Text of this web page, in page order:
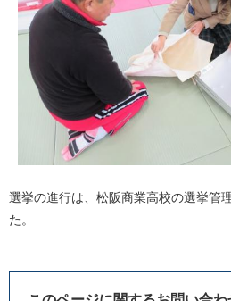
選挙の進行は、松阪商業高校の選挙管
た。